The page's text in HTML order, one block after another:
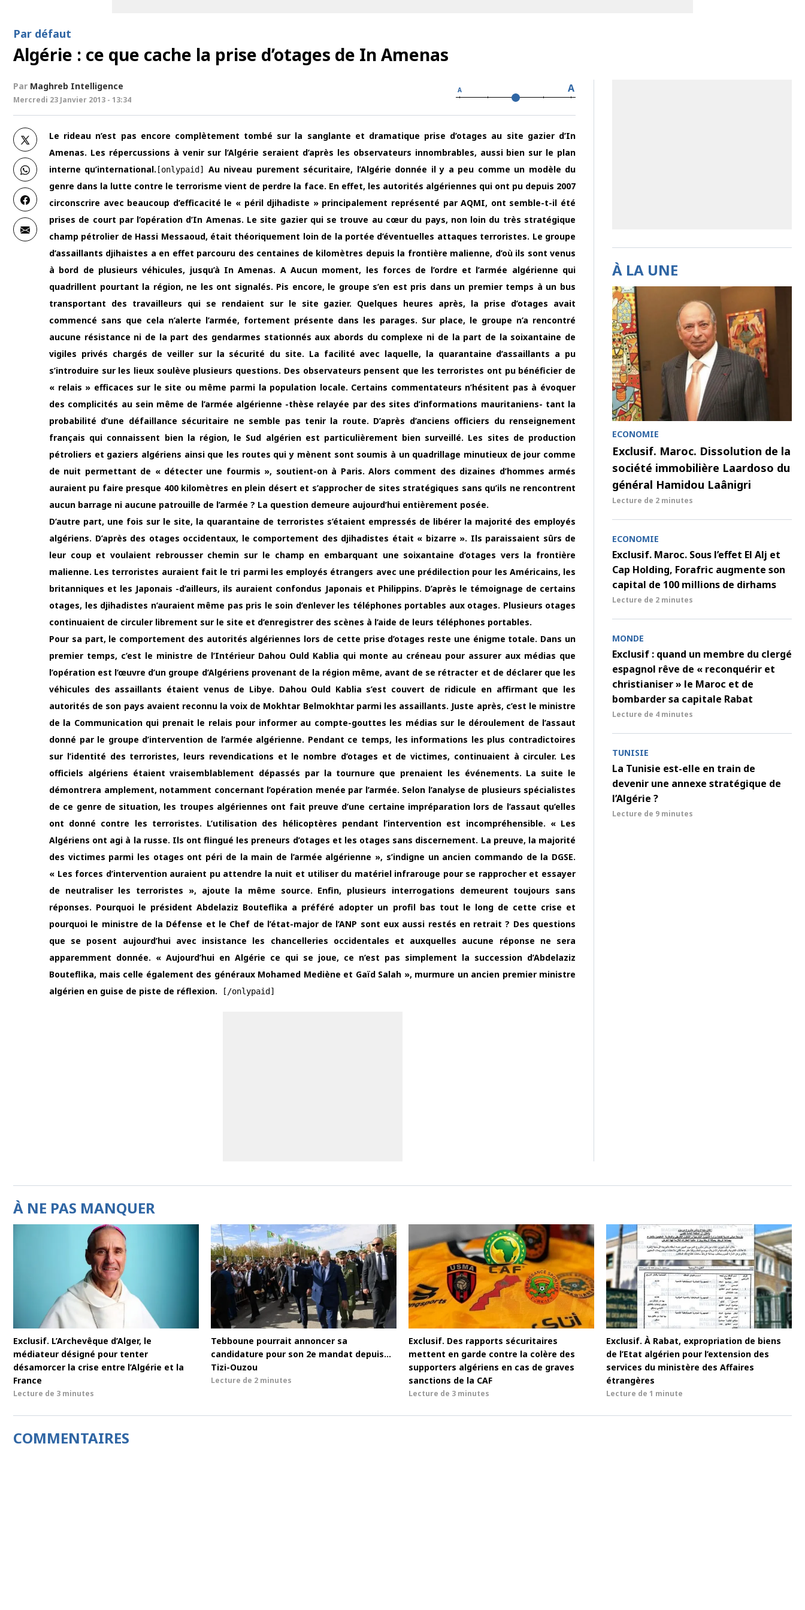
Par défaut
Algérie : ce que cache la prise d’otages de In Amenas
Par Maghreb Intelligence
Mercredi 23 Janvier 2013 - 13:34
A A
Le rideau n’est pas encore complètement tombé sur la sanglante et dramatique prise d’otages au site gazier d’In
Amenas. Les répercussions à venir sur l’Algérie seraient d’après les observateurs innombrables, aussi bien sur le plan
interne qu’international. [onlypaid]
Au niveau purement sécuritaire, l’Algérie donnée il y a peu comme un modèle du
genre dans la lutte contre le terrorisme vient de perdre la face. En effet, les autorités algériennes qui ont pu depuis 2007
circonscrire avec beaucoup d’efficacité le « péril djihadiste » principalement représenté par AQMI, ont semble-t-il été
prises de court par l’opération d’In Amenas. Le site gazier qui se trouve au cœur du pays, non loin du très stratégique
champ pétrolier de Hassi Messaoud, était théoriquement loin de la portée d’éventuelles attaques terroristes. Le groupe
d’assaillants djihaistes a en effet parcouru des centaines de kilomètres depuis la frontière malienne, d’où ils sont venus
à bord de plusieurs véhicules, jusqu’à In Amenas. A Aucun moment, les forces de l’ordre et l’armée algérienne qui
quadrillent pourtant la région, ne les ont signalés. Pis encore, le groupe s’en est pris dans un premier temps à un bus
transportant des travailleurs qui se rendaient sur le site gazier. Quelques heures après, la prise d’otages avait
commencé sans que cela n’alerte l’armée, fortement présente dans les parages. Sur place, le groupe n’a rencontré
aucune résistance ni de la part des gendarmes stationnés aux abords du complexe ni de la part de la soixantaine de
vigiles privés chargés de veiller sur la sécurité du site. La facilité avec laquelle, la quarantaine d’assaillants a pu
s’introduire sur les lieux soulève plusieurs questions. Des observateurs pensent que les terroristes ont pu bénéficier de
« relais » efficaces sur le site ou même parmi la population locale. Certains commentateurs n’hésitent pas à évoquer
des complicités au sein même de l’armée algérienne -thèse relayée par des sites d’informations mauritaniens- tant la
probabilité d’une défaillance sécuritaire ne semble pas tenir la route. D’après d’anciens officiers du renseignement
français qui connaissent bien la région, le Sud algérien est particulièrement bien surveillé. Les sites de production
pétroliers et gaziers algériens ainsi que les routes qui y mènent sont soumis à un quadrillage minutieux de jour comme
de nuit permettant de « détecter une fourmis », soutient-on à Paris. Alors comment des dizaines d’hommes armés
auraient pu faire presque 400 kilomètres en plein désert et s’approcher de sites stratégiques sans qu’ils ne rencontrent
aucun barrage ni aucune patrouille de l’armée ? La question demeure aujourd’hui entièrement posée.
D’autre part, une fois sur le site, la quarantaine de terroristes s’étaient empressés de libérer la majorité des employés
algériens. D’après des otages occidentaux, le comportement des djihadistes était « bizarre ». Ils paraissaient sûrs de
leur coup et voulaient rebrousser chemin sur le champ en embarquant une soixantaine d’otages vers la frontière
malienne. Les terroristes auraient fait le tri parmi les employés étrangers avec une prédilection pour les Américains, les
britanniques et les Japonais -d’ailleurs, ils auraient confondus Japonais et Philippins. D’après le témoignage de certains
otages, les djihadistes n’auraient même pas pris le soin d’enlever les téléphones portables aux otages. Plusieurs otages
continuaient de circuler librement sur le site et d’enregistrer des scènes à l’aide de leurs téléphones portables.
Pour sa part, le comportement des autorités algériennes lors de cette prise d’otages reste une énigme totale. Dans un
premier temps, c’est le ministre de l’Intérieur Dahou Ould Kablia qui monte au créneau pour assurer aux médias que
l’opération est l’œuvre d’un groupe d’Algériens provenant de la région même, avant de se rétracter et de déclarer que les
véhicules des assaillants étaient venus de Libye. Dahou Ould Kablia s’est couvert de ridicule en affirmant que les
autorités de son pays avaient reconnu la voix de Mokhtar Belmokhtar parmi les assaillants. Juste après, c’est le ministre
de la Communication qui prenait le relais pour informer au compte-gouttes les médias sur le déroulement de l’assaut
donné par le groupe d’intervention de l’armée algérienne. Pendant ce temps, les informations les plus contradictoires
sur l’identité des terroristes, leurs revendications et le nombre d’otages et de victimes, continuaient à circuler. Les
officiels algériens étaient vraisemblablement dépassés par la tournure que prenaient les événements. La suite le
démontrera amplement, notamment concernant l’opération menée par l’armée. Selon l’analyse de plusieurs spécialistes
de ce genre de situation, les troupes algériennes ont fait preuve d’une certaine impréparation lors de l’assaut qu’elles
ont donné contre les terroristes. L’utilisation des hélicoptères pendant l’intervention est incompréhensible. « Les
Algériens ont agi à la russe. Ils ont flingué les preneurs d’otages et les otages sans discernement. La preuve, la majorité
des victimes parmi les otages ont péri de la main de l’armée algérienne », s’indigne un ancien commando de la DGSE.
« Les forces d’intervention auraient pu attendre la nuit et utiliser du matériel infrarouge pour se rapprocher et essayer
de neutraliser les terroristes », ajoute la même source. Enfin, plusieurs interrogations demeurent toujours sans
réponses. Pourquoi le président Abdelaziz Bouteflika a préféré adopter un profil bas tout le long de cette crise et
pourquoi le ministre de la Défense et le Chef de l’état-major de l’ANP sont eux aussi restés en retrait ? Des questions
que se posent aujourd’hui avec insistance les chancelleries occidentales et auxquelles aucune réponse ne sera
apparemment donnée. « Aujourd’hui en Algérie ce qui se joue, ce n’est pas simplement la succession d’Abdelaziz
Bouteflika, mais celle également des généraux Mohamed Mediène et Gaïd Salah », murmure un ancien premier ministre
algérien en guise de piste de réflexion. [/onlypaid]
À LA UNE
ECONOMIE
Exclusif. Maroc. Dissolution de la
société immobilière Laardoso du
général Hamidou Laânigri
Lecture de 2 minutes
ECONOMIE
Exclusif. Maroc. Sous l’effet El Alj et
Cap Holding, Forafric augmente son
capital de 100 millions de dirhams
Lecture de 2 minutes
MONDE
Exclusif : quand un membre du clergé
espagnol rêve de « reconquérir et
christianiser » le Maroc et de
bombarder sa capitale Rabat
Lecture de 4 minutes
TUNISIE
La Tunisie est-elle en train de
devenir une annexe stratégique de
l’Algérie ?
Lecture de 9 minutes
À NE PAS MANQUER
Exclusif. L’Archevêque d’Alger, le
médiateur désigné pour tenter
désamorcer la crise entre l’Algérie et la
France
Lecture de 3 minutes
Tebboune pourrait annoncer sa
candidature pour son 2e mandat depuis…
Tizi-Ouzou
Lecture de 2 minutes
Exclusif. Des rapports sécuritaires
mettent en garde contre la colère des
supporters algériens en cas de graves
sanctions de la CAF
Lecture de 3 minutes
Exclusif. À Rabat, expropriation de biens
de l’Etat algérien pour l’extension des
services du ministère des Affaires
étrangères
Lecture de 1 minute
COMMENTAIRES